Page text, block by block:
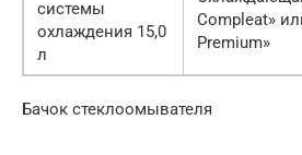
системы
охлаждения 15,0
л
Compleat»
Premium»
Бачок стеклоомывателя